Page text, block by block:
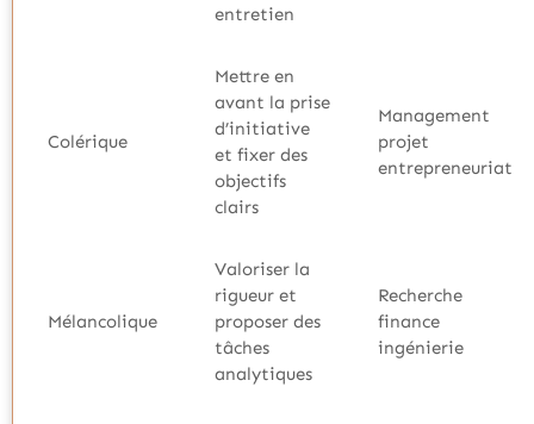
entretien
Colérique
Mettre en
avant la prise
d’initiative
et fixer des
objectifs
clairs
Management
projet
entrepreneuriat
Mélancolique
Valoriser la
rigueur et
proposer des
tâches
analytiques
Recherche
finance
ingénierie